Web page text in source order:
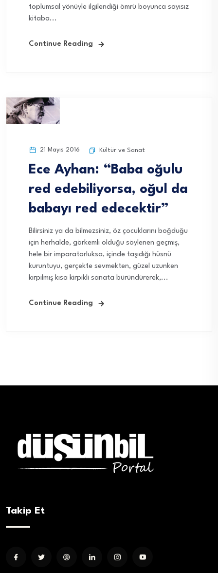
toplumsal yönüyle ilgilendiği ömrü boyunca sayısız
kitaba...
Continue Reading
21 Mayıs 2016 Kültür ve Sanat
Ece Ayhan: “Baba oğulu
red edebiliyorsa, oğul da
babayı red edecektir”
Bilirsiniz ya da bilmezsiniz, öz çocuklarını boğduğu
için herhalde, görkemli olduğu söylenen geçmiş,
hele bir imparatorluksa, içinde taşıdığı hüsnü
kuruntuyu, gerçekte sevmekten, güzel uzunken
kırpılmış kısa kirpikli sanata büründürerek,...
Continue Reading
Takip Et